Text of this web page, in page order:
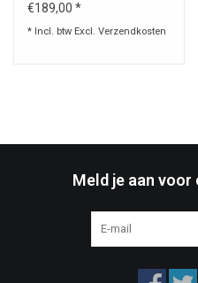
€189,00 *
* Incl. btw Excl. Verzendkosten
Meld je aan